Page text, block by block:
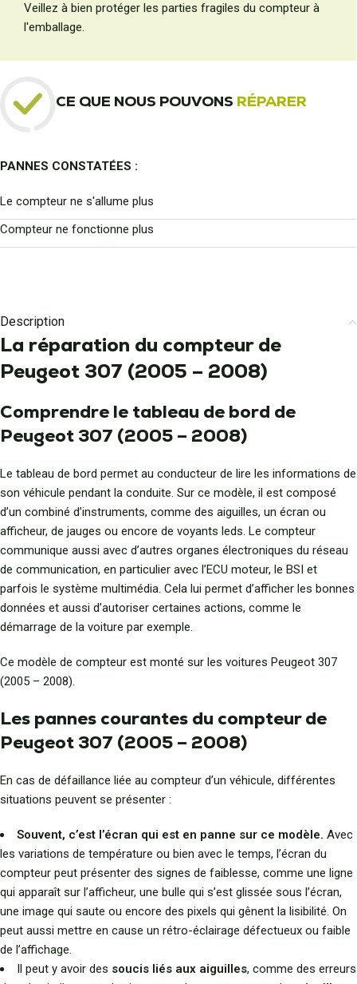
Veillez à bien protéger les parties fragiles du compteur à
l'emballage.
CE QUE NOUS POUVONS RÉPARER
PANNES CONSTATÉES :
Le compteur ne s'allume plus
Compteur ne fonctionne plus
Description
La réparation du compteur de
Peugeot 307 (2005 – 2008)
Comprendre le tableau de bord de
Peugeot 307 (2005 – 2008)
Le tableau de bord permet au conducteur de lire les informations de
son véhicule pendant la conduite. Sur ce modèle, il est composé
d’un combiné d’instruments, comme des aiguilles, un écran ou
afficheur, de jauges ou encore de voyants leds. Le compteur
communique aussi avec d’autres organes électroniques du réseau
de communication, en particulier avec l’ECU moteur, le BSI et
parfois le système multimédia. Cela lui permet d’afficher les bonnes
données et aussi d’autoriser certaines actions, comme le
démarrage de la voiture par exemple.
Ce modèle de compteur est monté sur les voitures Peugeot 307
(2005 – 2008).
Les pannes courantes du compteur de
Peugeot 307 (2005 – 2008)
En cas de défaillance liée au compteur d’un véhicule, différentes
situations peuvent se présenter :
Souvent, c’est l’écran qui est en panne sur ce modèle. Avec
les variations de température ou bien avec le temps, l’écran du
compteur peut présenter des signes de faiblesse, comme une ligne
qui apparaît sur l’afficheur, une bulle qui s’est glissée sous l’écran,
une image qui saute ou encore des pixels qui gênent la lisibilité. On
peut aussi mettre en cause un rétro-éclairage défectueux ou faible
de l’affichage.
Il peut y avoir des soucis liés aux aiguilles, comme des erreurs